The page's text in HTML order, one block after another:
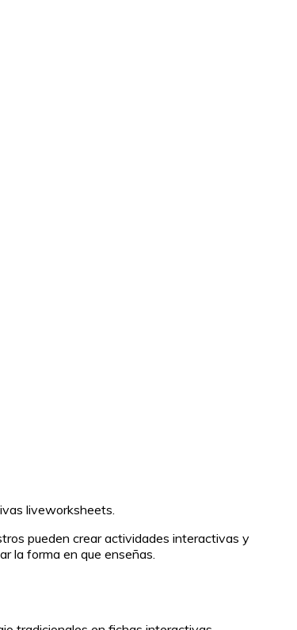
liveworksheets.
pueden crear actividades interactivas y
la forma en que enseñas.